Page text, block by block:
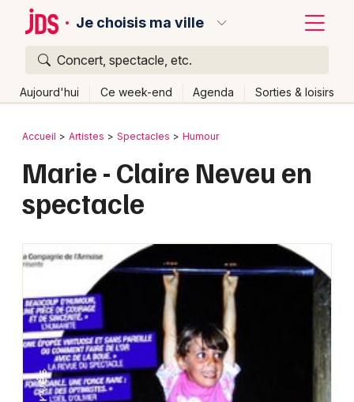
Je choisis ma ville
Concert, spectacle, etc.
Aujourd'hui Ce week-end Agenda Sorties & loisirs
Publier un événement
Activité & Expérience
Manifestations
Foires & salons
Spectacles
Bordeaux
Colmar
Lyon
Marseille
Mulhouse
Montpellier
Nantes
Retour
Accueil Artistes Spectacles Humour
Marie - Claire Neveu en
spectacle
Quoi ?
Où ?
Quand ?
Aujourd'hui
Demain